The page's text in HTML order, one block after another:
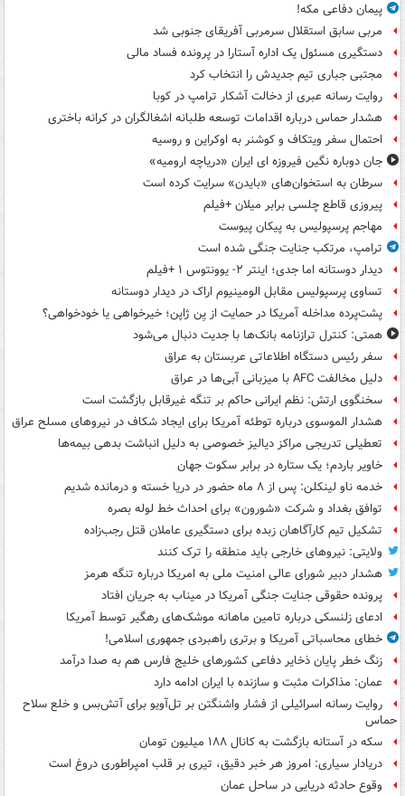
پیمان دفاعی مکه!
مربی سابق استقلال سرمربی آفریقای جنوبی شد
دستگیری مسئول یک اداره آستارا در پرونده فساد مالی
مجتبی جباری تیم جدیدش را انتخاب کرد
روایت رسانه عبری از دخالت آشکار ترامپ در کوبا
هشدار حماس درباره اقدامات توسعه طلبانه اشغالگران در کرانه باختری
احتمال سفر ویتکاف و کوشنر به اوکراین و روسیه
جان دوباره نگین فیروزه ای ایران «دریاچه ارومیه»
سرطان به استخوان‌های «بایدن» سرایت کرده است
پیروزی قاطع چلسی برابر میلان +فیلم
مهاجم پرسپولیس به پیکان پیوست
ترامپ، مرتکب جنایت جنگی شده است
دیدار دوستانه اما جدی؛ اینتر ۲- یوونتوس ۱ +فیلم
تساوی پرسپولیس مقابل الومینیوم اراک در دیدار دوستانه
پشت‌پرده مداخله آمریکا در حمایت از یِن ژاپن؛ خیرخواهی یا خودخواهی؟
همتی: کنترل ترازنامه بانک‌ها با جدیت دنبال می‌شود
سفر رئیس دستگاه اطلاعاتی عربستان به عراق
دلیل مخالفت AFC با میزبانی آبی‌ها در عراق
سخنگوی ارتش: نظم ایرانی حاکم بر تنگه غیرقابل بازگشت است
هشدار الموسوی درباره توطئه آمریکا برای ایجاد شکاف در نیروهای مسلح عراق
تعطیلی تدریجی مراکز دیالیز خصوصی به دلیل انباشت بدهی بیمه‌ها
خاویر باردم؛ یک ستاره در برابر سکوت جهان
خدمه ناو لینکلن: پس از ۸ ماه حضور در دریا خسته و درمانده‌ شدیم
توافق بغداد و شرکت «شورون» برای احداث خط لوله بصره
تشکیل تیم کارآگاهان زبده برای دستگیری عاملان قتل رجب‌زاده
ولایتی: نیروهای خارجی باید منطقه را ترک کنند
هشدار دبیر شورای عالی امنیت ملی به امریکا درباره تنگه هرمز
پرونده حقوقی جنایت جنگی آمریکا در میناب به جریان افتاد
ادعای زلنسکی درباره تامین ماهانه موشک‌های رهگیر توسط آمریکا
خطای محاسباتی آمریکا و برتری راهبردی جمهوری اسلامی!
زنگ خطر پایان ذخایر دفاعی کشورهای خلیج فارس هم به صدا درآمد
عمان: مذاکرات مثبت و سازنده با ایران ادامه دارد
روایت رسانه اسرائیلی از فشار واشنگتن بر تل‌آویو برای آتش‌بس و خلع سلاح
حماس
سکه در آستانه بازگشت به کانال ۱۸۸ میلیون تومان
دریادار سیاری: امروز هر خبر دقیق، تیری بر قلب امپراطوری دروغ است
وقوع حادثه دریایی در ساحل عمان